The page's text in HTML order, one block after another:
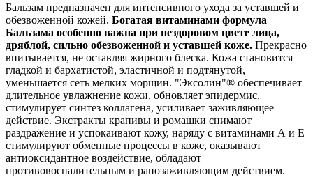
Бальзам предназначен для интенсивного ухода за уставшей и
обезвоженной кожей. Богатая витаминами формула
Бальзама особенно важна при нездоровом цвете лица,
дряблой, сильно обезвоженной и уставшей коже. Прекрасно
впитывается, не оставляя жирного блеска. Кожа становится
гладкой и бархатистой, эластичной и подтянутой,
уменьшается сеть мелких морщин. "Эксолин"® обеспечивает
длительное увлажнение кожи, обновляет эпидермис,
стимулирует синтез коллагена, усиливает заживляющее
действие. Экстракты крапивы и ромашки снимают
раздражение и успокаивают кожу, наряду с витаминами А и Е
стимулируют обменные процессы в коже, оказывают
антиоксидантное воздействие, обладают
противовоспалительным и ранозаживляющим действием.